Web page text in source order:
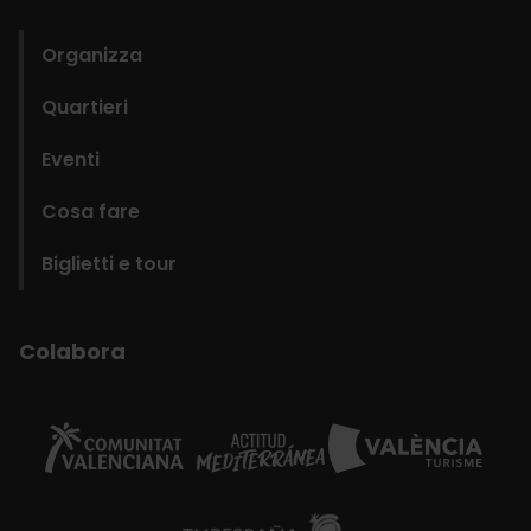
Organizza
Quartieri
Eventi
Cosa fare
Biglietti e tour
Colabora